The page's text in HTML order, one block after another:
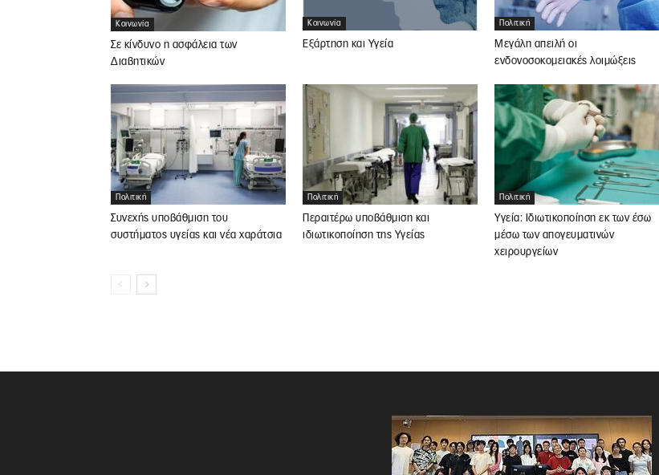
Κοινωνία
Σε κίνδυνο η ασφάλεια των
Διαβητικών
Κοινωνία
Εξάρτηση και Υγεία
Πολιτική
Μεγάλη απειλή οι
ενδονοσοκομειακές λοιμώξεις
Πολιτική
Συνεχής υποβάθμιση του
συστήματος υγείας και νέα χαράτσια
Πολιτική
Περαιτέρω υποβάθμιση και
ιδιωτικοποίηση της Υγείας
Πολιτική
Υγεία: Ιδιωτικοποίηση εκ των έσω
μέσω των απογευματινών
χειρουργείων